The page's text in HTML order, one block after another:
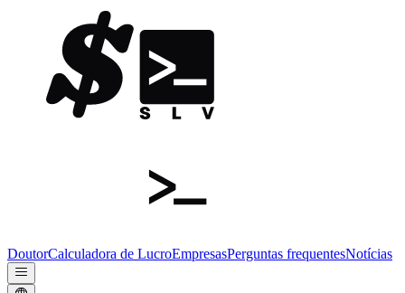
DoutorCalculadora de LucroEmpresasPerguntas frequentesNotícias